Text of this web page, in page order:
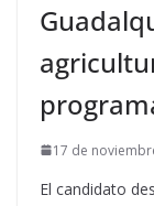
17 de
El candidato